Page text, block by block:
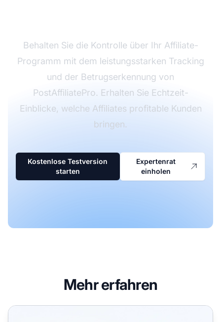
Behalten Sie die Kontrolle über Ihr Affiliate-
Programm mit dem leistungsstarken Tracking
und der Betrugserkennung von
PostAffiliatePro. Erhalten Sie Echtzeit-
Einblicke, welche Affiliates profitable Kunden
bringen.
Kostenlose Testversion
starten
Expertenrat
einholen
Mehr erfahren
Wie Sie Affiliate-Links effektiv verfolgen: Umfassender